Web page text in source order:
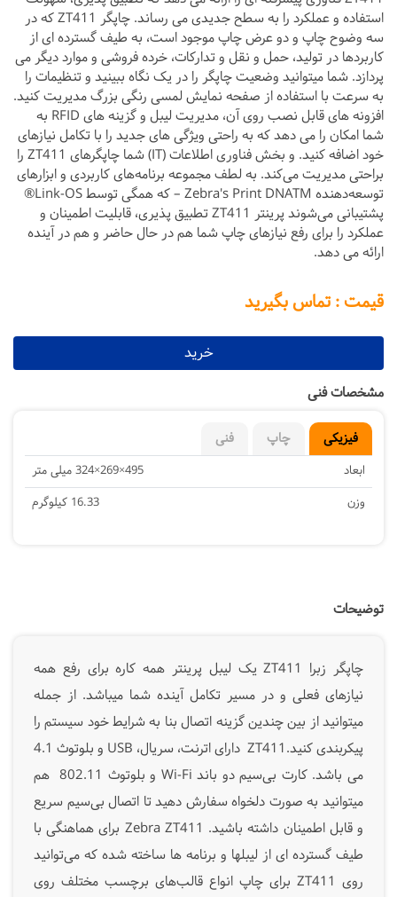
استفاده و عملکرد را به سطح جدیدی می رساند. چاپگر ZT411 که در
سه وضوح چاپ و دو عرض چاپ موجود است، به طیف گسترده ای از
کاربردها در تولید، حمل و نقل و تدارکات، خرده فروشی و موارد دیگر می
پردازد. شما میتوانید وضعیت چاپگر را در یک نگاه ببینید و تنظیمات را
به سرعت با استفاده از صفحه نمایش لمسی رنگی بزرگ مدیریت کنید.
افزونه های قابل نصب روی آن، مدیریت لیبل و گزینه های RFID به
شما امکان را می دهد که به راحتی ویژگی های جدید را با تکامل نیازهای
خود اضافه کنید. و بخش فناوری اطلاعات (IT) شما چاپگرهای ZT411 را
براحتی مدیریت می‌کند. به لطف مجموعه برنامه‌های کاربردی و ابزارهای
توسعه‌دهنده Zebra's Print DNATM – که همگی توسط Link-OS®
پشتیبانی می‌شوند پرینتر ZT411 تطبیق پذیری، قابلیت اطمینان و
عملکرد را برای رفع نیازهای چاپ شما هم در حال حاضر و هم در آینده
ارائه می دهد.
قیمت : تماس بگیرید
خرید
مشخصات فنی
فیزیکی چاپ فنی
ابعاد
495×269×324 میلی متر
وزن
16.33 کیلوگرم
توضیحات
چاپگر زبرا ZT411 یک لیبل پرینتر همه کاره برای رفع همه
نیازهای فعلی و در مسیر تکامل آینده شما میباشد. از جمله
میتوانید از بین چندین گزینه اتصال بنا به شرایط خود سیستم را
پیکربندی کنید.ZT411 دارای اترنت، سریال، USB و بلوتوث 4.1
می باشد. کارت بی‌سیم دو باند Wi-Fi و بلوتوث 802.11 هم
میتوانید به صورت دلخواه سفارش دهید تا اتصال بی‌سیم سریع
و قابل‌ اطمینان داشته باشید. Zebra ZT411
برای هماهنگی با
طیف گسترده ای از لیبلها و برنامه ها ساخته شده که می‌توانید
روی
ZT411 برای چاپ انواع قالب‌های برچسب مختلف روی